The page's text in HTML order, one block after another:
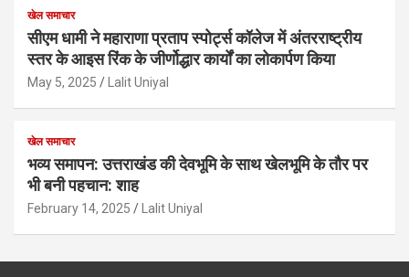
खेल समाचार
सीएम धामी ने महाराणा प्रताप स्पोर्ट्स कॉलेज में अंतरराष्ट्रीय
स्तर के आइस रिंक के जीर्णोद्धार कार्यों का लोकार्पण किया
May 5, 2025 Lalit Uniyal
खेल समाचार
भव्य समापन: उत्तराखंड की देवभूमि के साथ खेलभूमि के तौर पर
भी बनी पहचान: शाह
February 14, 2025 Lalit Uniyal